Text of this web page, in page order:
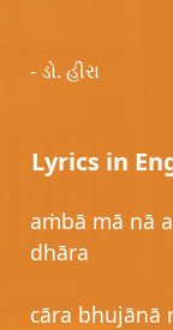
- ડો. હીરા
Lyrics in
aṁbā mā nā
dhāra
cāra bhujānā